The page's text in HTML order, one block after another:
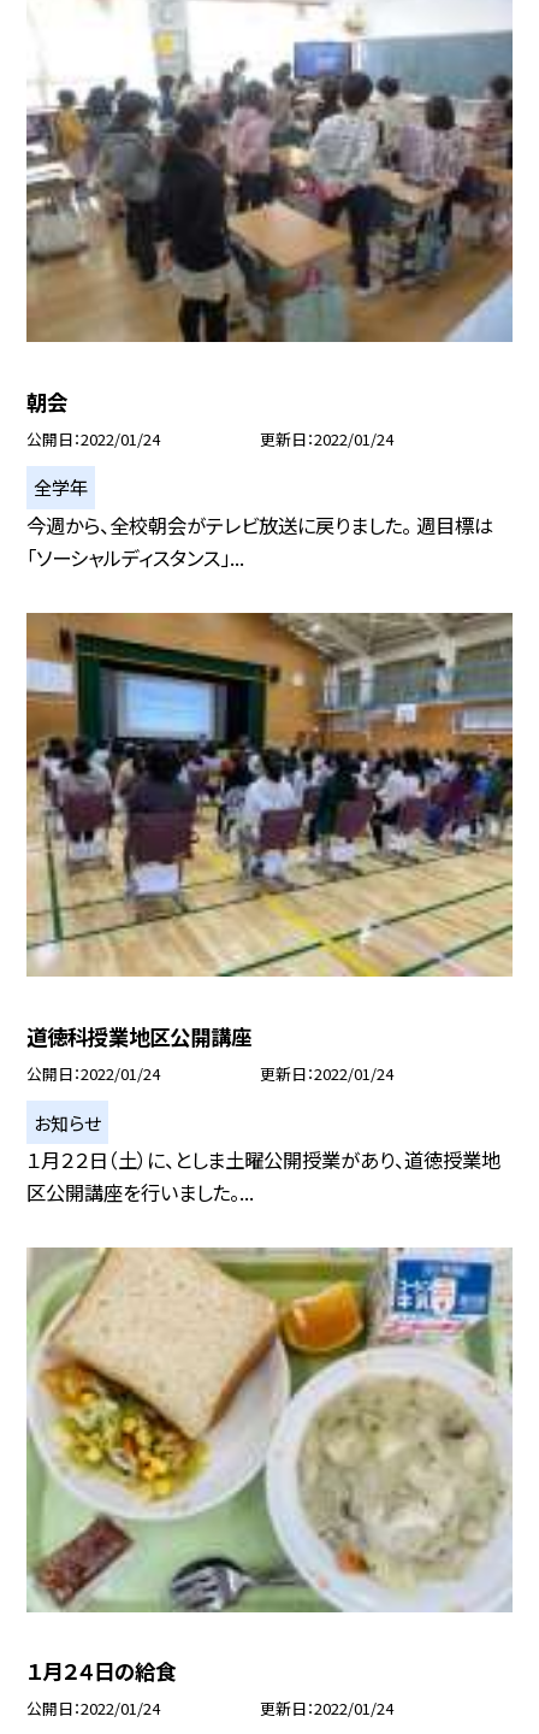
朝会
公開日 2022/01/24 更新日 2022/01/24
全学年
今週から、全校朝会がテレビ放送に戻りました。 週目標は
「ソーシャルディスタンス」...
道徳科授業地区公開講座
公開日 2022/01/24 更新日 2022/01/24
お知らせ
１月２２日（土）に、としま土曜公開授業があり、道徳授業地
区公開講座を行いました。...
１月２４日の給食
公開日 2022/01/24 更新日 2022/01/24